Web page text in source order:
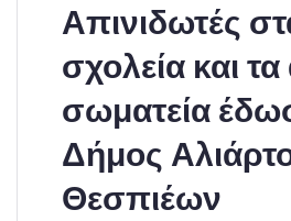
Απινιδωτές
σχολεία και
σωματεία
Δήμος
Θεσπιέων